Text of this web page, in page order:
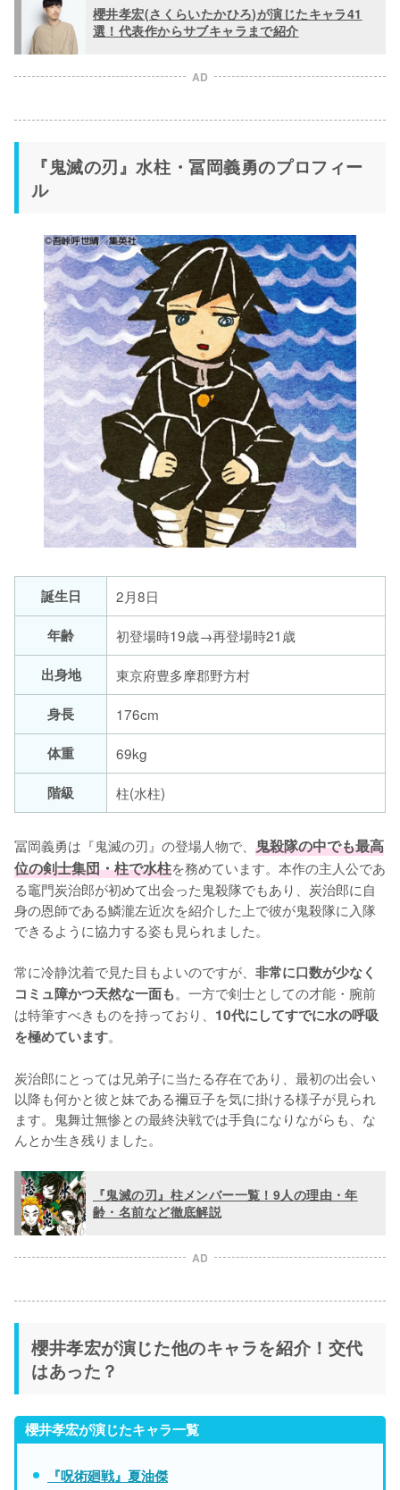
櫻井孝宏(さくらいたかひろ)が演じたキャラ41
選！代表作からサブキャラまで紹介
AD
『鬼滅の刃』水柱・冨岡義勇のプロフィー
ル
誕生日
2月8日
年齢
初登場時19歳→再登場時21歳
出身地
東京府豊多摩郡野方村
身長
176cm
体重
69kg
階級
柱(水柱)
冨岡義勇は『鬼滅の刃』の登場人物で、 鬼殺隊の中でも最高
位の剣士集団・柱で水柱を務めています。本作の主人公であ
る竈門炭治郎が初めて出会った鬼殺隊でもあり、炭治郎に自
身の恩師である鱗瀧左近次を紹介した上で彼が鬼殺隊に入隊
できるように協力する姿も見られました。
常に冷静沈着で見た目もよいのですが、 非常に口数が少なく
コミュ障かつ天然な一面も。一方で剣士としての才能・腕前
は特筆すべきものを持っており、 10代にしてすでに水の呼吸
を極めています。
炭治郎にとっては兄弟子に当たる存在であり、最初の出会い
以降も何かと彼と妹である禰豆子を気に掛ける様子が見られ
ます。鬼舞辻無惨との最終決戦では手負になりながらも、な
んとか生き残りました。
『鬼滅の刃』柱メンバー一覧！9人の理由・年
齢・名前など徹底解説
AD
櫻井孝宏が演じた他のキャラを紹介！交代
はあった？
櫻井孝宏が演じたキャラ一覧
『呪術廻戦』夏油傑